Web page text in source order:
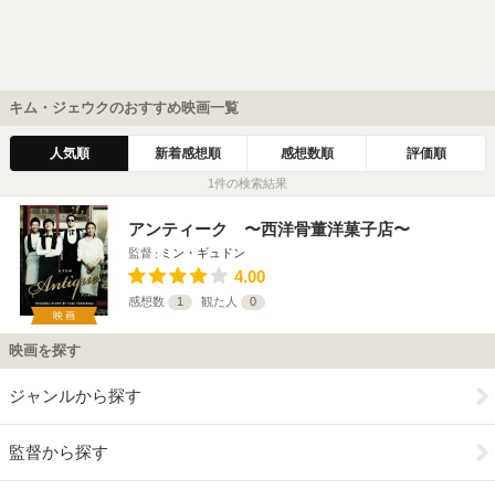
キム・ジェウクのおすすめ映画一覧
人気順 新着感想順 感想数順 評価順
1件の検索結果
映画
アンティーク 〜西洋骨董洋菓子店〜
監督 ミン・ギュドン
4.00
感想数 1 観た人 0
映画を探す
ジャンルから探す
監督から探す